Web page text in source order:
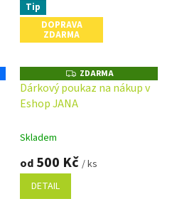
Tip
DOPRAVA
ZDARMA
Z
D
A
R
ZDARMA
Dárkový poukaz na nákup v
Eshop JANA
Skladem
od 500 Kč / ks
DETAIL